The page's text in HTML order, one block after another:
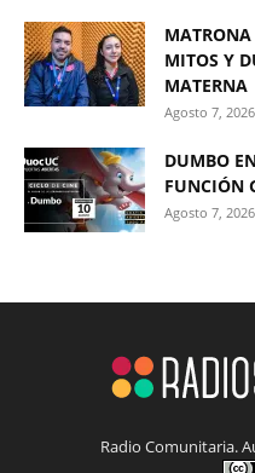
MITOS Y
MATERNA
Agosto 7, 2026
DUMBO
FUNCIÓN
Agosto 7, 2026
Radio Comunitaria.